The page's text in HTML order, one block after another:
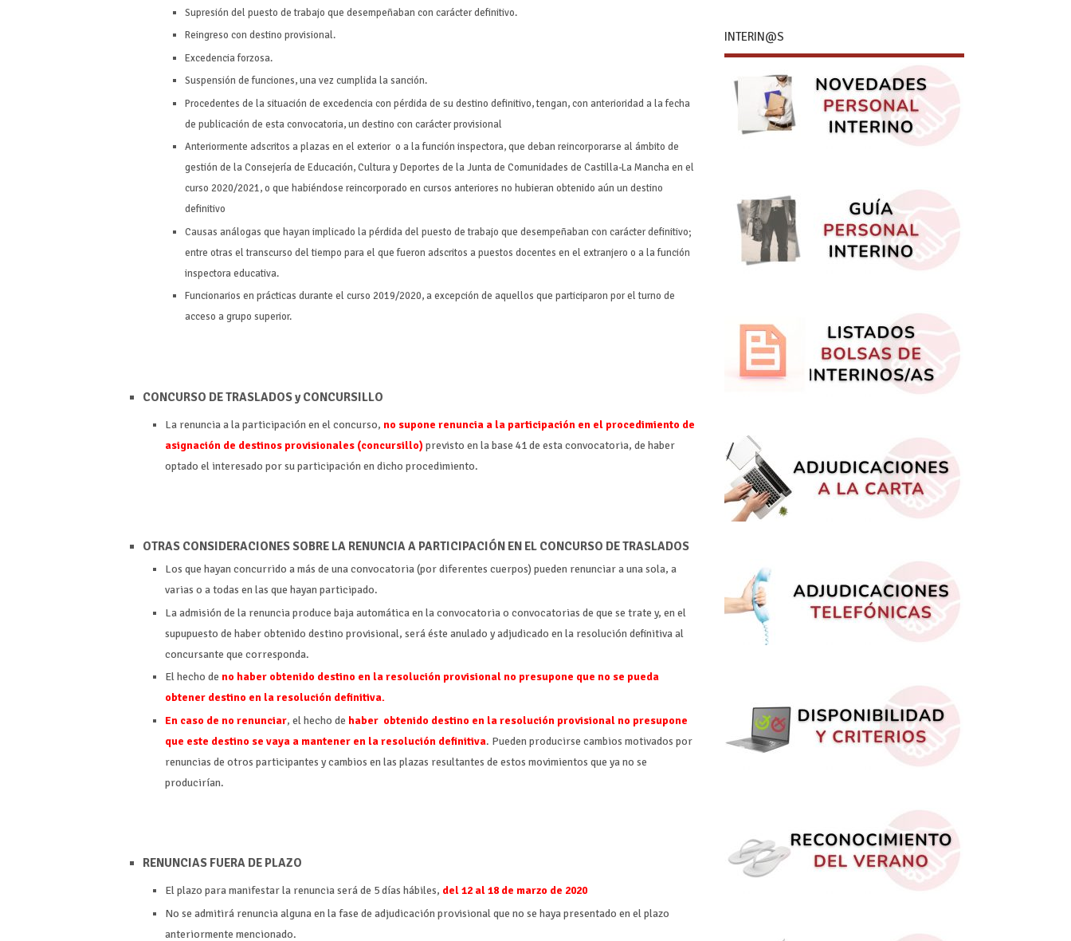
Supresión del puesto de trabajo que desempeñaban con carácter definitivo.
Reingreso con destino provisional.
Excedencia forzosa.
Suspensión de funciones, una vez cumplida la sanción.
Procedentes de la situación de excedencia con pérdida de su destino definitivo, tengan, con anterioridad a la fecha
de publicación de esta convocatoria, un destino con carácter provisional
Anteriormente adscritos a plazas en el exterior o a la función inspectora, que deban reincorporarse al ámbito de
gestión de la Consejería de Educación, Cultura y Deportes de la Junta de Comunidades de Castilla-La Mancha en el
curso 2020/2021, o que habiéndose reincorporado en cursos anteriores no hubieran obtenido aún un destino
definitivo
Causas análogas que hayan implicado la pérdida del puesto de trabajo que desempeñaban con carácter definitivo;
entre otras el transcurso del tiempo para el que fueron adscritos a puestos docentes en el extranjero o a la función
inspectora educativa.
Funcionarios en prácticas durante el curso 2019/2020, a excepción de aquellos que participaron por el turno de
acceso a grupo superior.
CONCURSO DE TRASLADOS y CONCURSILLO
La renuncia a la participación en el concurso, no supone renuncia a la participación en el procedimiento de
asignación de destinos provisionales (concursillo) previsto en la base 41 de esta convocatoria, de haber
optado el interesado por su participación en dicho procedimiento.
OTRAS CONSIDERACIONES SOBRE LA RENUNCIA A PARTICIPACIÓN EN EL CONCURSO DE TRASLADOS
Los que hayan concurrido a más de una convocatoria (por diferentes cuerpos) pueden renunciar a una sola, a
varias o a todas en las que hayan participado.
La admisión de la renuncia produce baja automática en la convocatoria o convocatorias de que se trate y, en el
supupuesto de haber obtenido destino provisional, será éste anulado y adjudicado en la resolución definitiva al
concursante que corresponda.
El hecho de no haber obtenido destino en la resolución provisional no presupone que no se pueda
obtener destino en la resolución definitiva.
En caso de no renunciar, el hecho de haber obtenido destino en la resolución provisional no presupone
que este destino se vaya a mantener en la resolución definitiva. Pueden producirse cambios motivados por
renuncias de otros participantes y cambios en las plazas resultantes de estos movimientos que ya no se
producirían.
RENUNCIAS FUERA DE PLAZO
El plazo para manifestar la renuncia será de 5 días hábiles, del 12 al 18 de marzo de 2020
No se admitirá renuncia alguna en la fase de adjudicación provisional que no se haya presentado en el plazo
anteriormente mencionado.
INTERIN@S